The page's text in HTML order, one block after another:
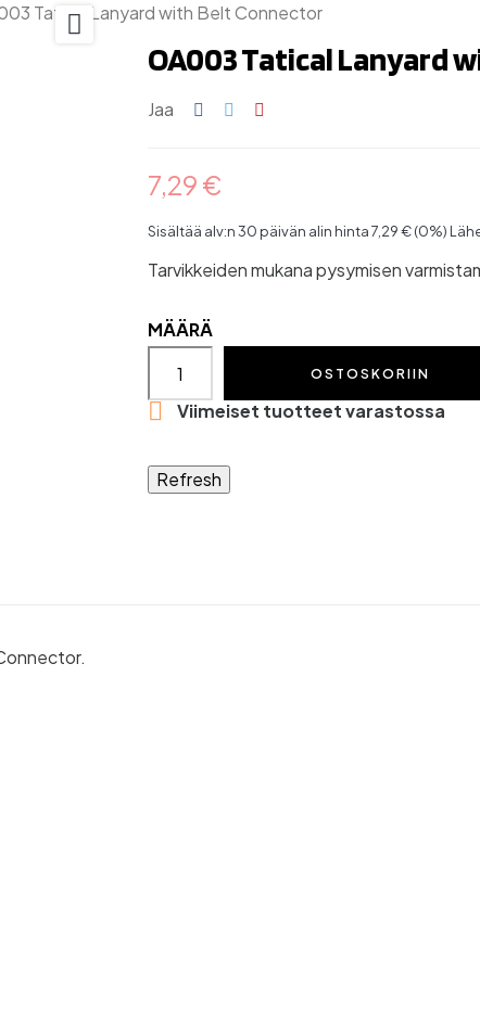
Tatical Lanyard with Belt Connector

OA003 Tatical Lanyard
Jaa
7,29 €
Sisältää alv:n30 päivän alin hinta 7,29 € (0%)
Tarvikkeiden mukana pysymisen
MÄÄRÄ
OSTOSKORIIN
 Viimeiset tuotteet varastossa